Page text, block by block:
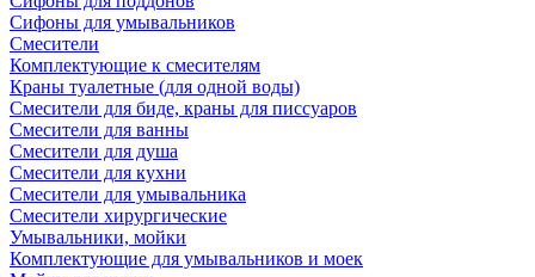
Сифоны для умывальников
Смесители
Комплектующие к смесителям
Краны туалетные (для одной воды)
Смесители для биде, краны для писсуаров
Смесители для ванны
Смесители для душа
Смесители для кухни
Смесители для умывальника
Смесители хирургические
Умывальники, мойки
Комплектующие для умывальников и моек